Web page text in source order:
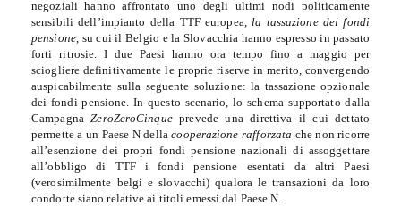
negoziali hanno affrontato uno degli ultimi nodi politicamente
sensibili dell’impianto della TTF europea, la tassazione dei fondi
pensione, su cui il Belgio e la Slovacchia hanno espresso in passato
forti ritrosie. I due Paesi hanno ora tempo fino a maggio per
sciogliere definitivamente le proprie riserve in merito, convergendo
auspicabilmente sulla seguente soluzione: la tassazione opzionale
dei fondi pensione. In questo scenario, lo schema supportato dalla
CampagnaZeroZeroCinqueprevede una direttiva il cui dettato
permette a un Paese N dellacooperazione rafforzata che non ricorre
all’esenzione dei propri fondi pensione nazionali di assoggettare
all’obbligo di TTF i fondi pensione
esentati da altri Paesi
(verosimilmente belgi e slovacchi) qualora le transazioni da loro
condotte siano relative ai titoli emessi dal Paese N.